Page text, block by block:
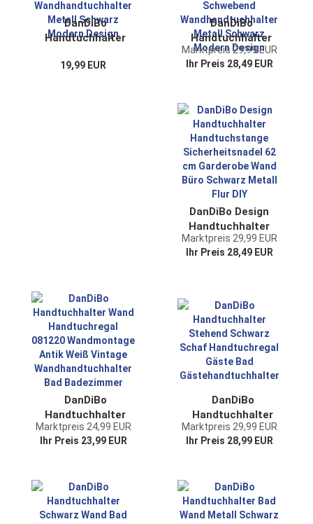
DanDiBo
Handtuchhalter
zur Wandmontage
19,99 EUR
DanDiBo
Handtuchhalter
Wand Handtuchregal
zur Wandmontage
Schwebend
Wandhandtuchhalter
Metall Schwarz
Modern Design
Marktpreis 29,99 EUR
Ihr Preis 28,49 EUR
DanDiBo Design
Handtuchhalter
Handtuchstange
Sicherheitsnadel 62
Metall Flur DIY
Marktpreis 29,99 EUR
Ihr Preis 28,49 EUR
DanDiBo
Handtuchhalter
Wand Handtuchregal
081220
Wandhandtuchhalter
Bad Badezimmer
Marktpreis 24,99 EUR
Ihr Preis 23,99 EUR
DanDiBo
Handtuchhalter
Stehend Schwarz
Schaf Handtuchregal
Marktpreis 29,99 EUR
Ihr Preis 28,99 EUR